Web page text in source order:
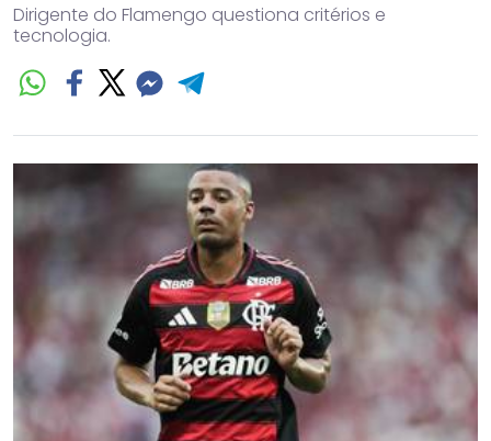
Dirigente do Flamengo questiona critérios e
tecnologia.